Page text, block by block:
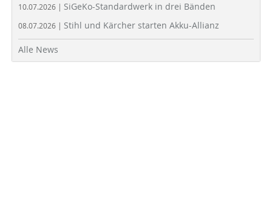
10.07.2026 | SiGeKo-Standardwerk in drei Bänden
08.07.2026 | Stihl und Kärcher starten Akku-Allianz
Alle News